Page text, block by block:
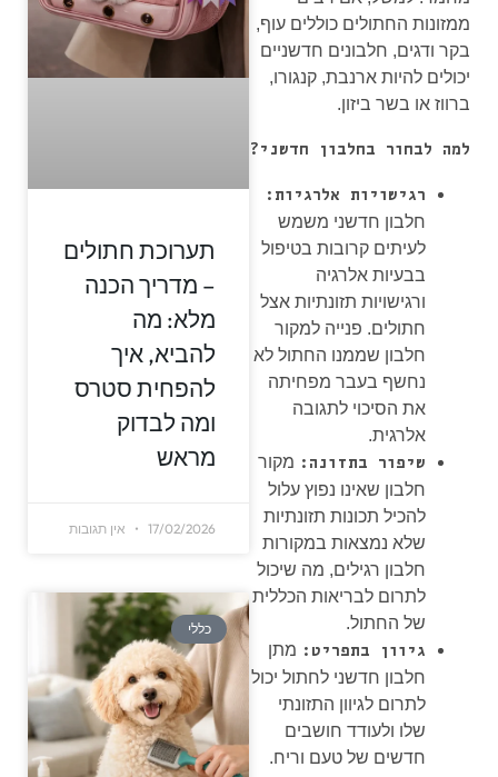
ממזונות החתולים כוללים עוף,
בקר ודגים, חלבונים חדשניים
יכולים להיות ארנבת, קנגורו,
ברווז או בשר ביזון.
למה לבחור בחלבון חדשני?
רגישויות אלרגיות:
חלבון חדשני משמש
לעיתים קרובות בטיפול
בבעיות אלרגיה
ורגישויות תזונתיות אצל
חתולים. פנייה למקור
חלבון שממנו החתול לא
נחשף בעבר מפחיתה
את הסיכוי לתגובה
אלרגית.
שיפור בתזונה: מקור
חלבון שאינו נפוץ עלול
להכיל תכונות תזונתיות
שלא נמצאות במקורות
חלבון רגילים, מה שיכול
לתרום לבריאות הכללית
של החתול.
גיוון בתפריט: מתן
חלבון חדשני לחתול יכול
לתרום לגיוון התזונתי
שלו ולעודד חושבים
חדשים של טעם וריח.
תערוכת חתולים
– מדריך הכנה
מלא: מה
להביא, איך
להפחית סטרס
ומה לבדוק
מראש
17/02/2026 אין תגובות
כללי